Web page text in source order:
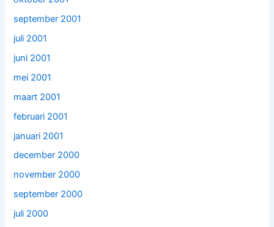
september 2001
juli 2001
juni 2001
mei 2001
maart 2001
februari 2001
januari 2001
december 2000
november 2000
september 2000
juli 2000